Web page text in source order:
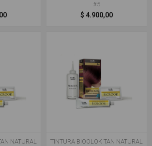
#5
$ 4.900,00
NATURAL
TINTURA BIOOLOK TAN NATURAL